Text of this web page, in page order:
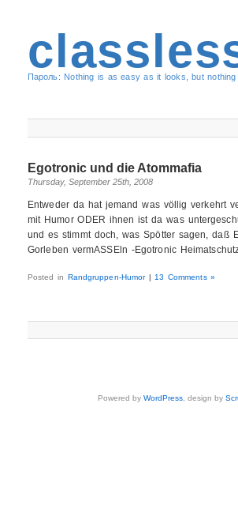
Пароль: Nothing is as easy as it looks, but
Egotronic und die Atommafia
Thursday, September 25th, 2008
Entweder da hat jemand was völlig verkehrt
mit Humor ODER ihnen ist da was
und es stimmt doch, was Spötter sagen, daß
Gorleben vermASSEln -Egotronic
Posted in Randgruppen-Humor | 13 Comments »
Powered byWordPress , design by